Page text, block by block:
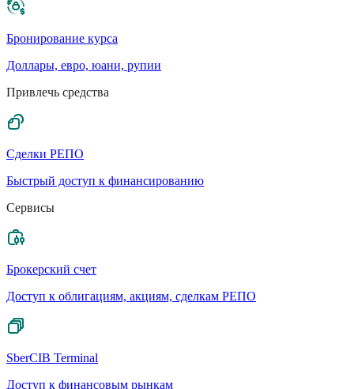
Бронирование курса
Доллары, евро, юани, рупии
Привлечь средства
Сделки РЕПО
Быстрый доступ к финансированию
Сервисы
Брокерский счет
Доступ к облигациям, акциям, сделкам РЕПО
SberCIB Terminal
Доступ к финансовым рынкам